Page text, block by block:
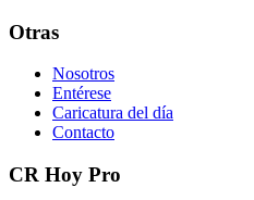
Otras
Nosotros
Entérese
Caricatura del día
Contacto
CR Hoy Pro